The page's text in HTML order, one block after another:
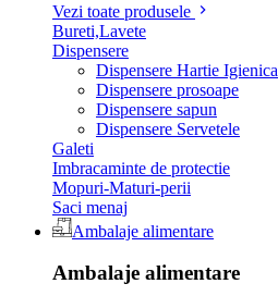
Vezi toate produsele
Bureti,Lavete
Dispensere
Dispensere Hartie Igienica
Dispensere prosoape
Dispensere sapun
Dispensere Servetele
Galeti
Imbracaminte de protectie
Mopuri-Maturi-perii
Saci menaj
Ambalaje alimentare
Ambalaje alimentare